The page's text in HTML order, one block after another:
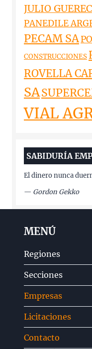
JULIO
PANEDILE
PECAM SA
CONSTRUCCIONES
ROVELLA
SA
VIAL
SABIDURÍA
El dinero nunca
— Gordon Gekko
MENÚ
Regiones
Secciones
Empresas
Licitaciones
Contacto